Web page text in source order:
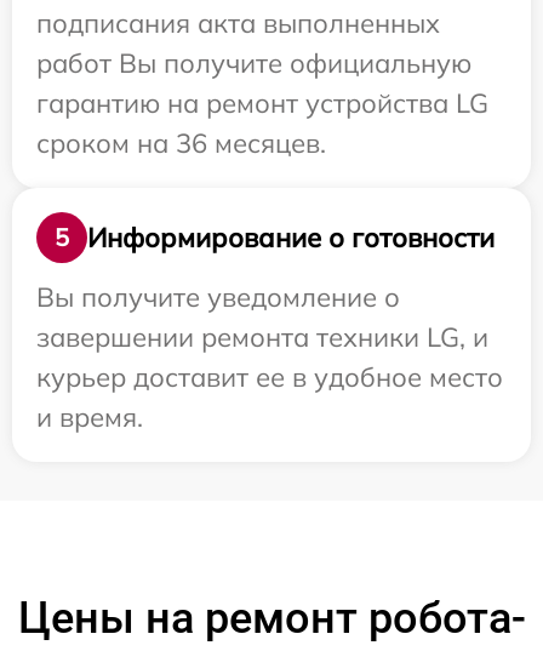
подписания акта выполненных
работ Вы получите официальную
гарантию на ремонт устройства LG
сроком на 36 месяцев.
5
Информирование о готовности
Вы получите уведомление о
завершении ремонта техники LG, и
курьер доставит ее в удобное место
и время.
Цены на ремонт робота-